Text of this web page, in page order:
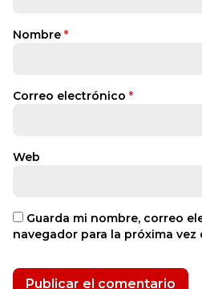
Nombre *
Correo electrónico *
Web
Guarda mi nombre, correo
navegador para la próxima vez